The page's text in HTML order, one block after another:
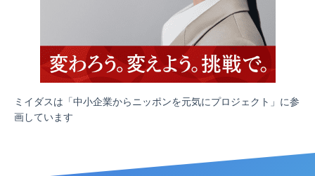
ミイダスは「中小企業からニッポンを元気にプロジェクト」に参
画しています